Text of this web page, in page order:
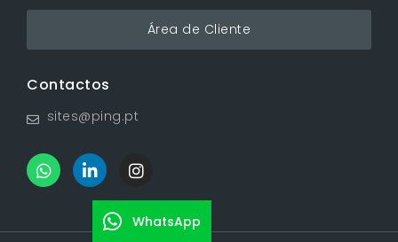
Área de Cliente
Contactos
sites@ping.pt
W
h
s
L
i
e
I
n
a
WhatsApp